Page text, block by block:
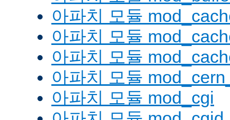
아파치 모듈
아파치 모듈
아파치 모듈
아파치 모듈
아파치 모듈 mod_cgi